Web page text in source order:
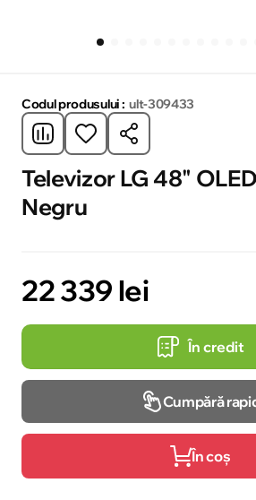
Codul produsului : ult-309433
Televizor LG 48"
Negru
22 339 lei
În credit
Cumpără
În coș